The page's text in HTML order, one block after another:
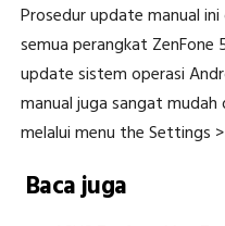
Prosedur update manual
semua perangkat ZenFone
update sistem operasi
manual juga sangat
melalui menu the Settings
Baca juga